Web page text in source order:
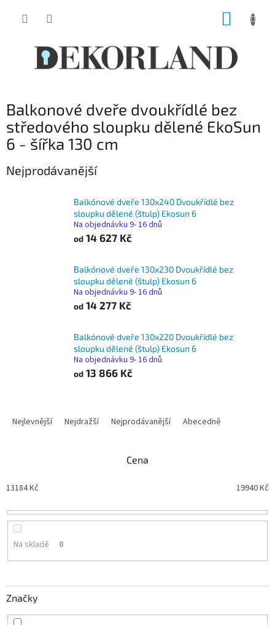
Balkonové dveře dvoukřídlé bez
středového sloupku dělené EkoSun
6 - šířka 130 cm
Nejprodávanější
Balkónové dveře 130x240 Dvoukřídlé bez
sloupku dělené (štulp) Ekosun 6
Na objednávku 9- 16 dnů
od 14 627 Kč
Balkónové dveře 130x230 Dvoukřídlé bez
sloupku dělené (štulp) Ekosun 6
Na objednávku 9- 16 dnů
od 14 277 Kč
Balkónové dveře 130x220 Dvoukřídlé bez
sloupku dělené (štulp) Ekosun 6
Na objednávku 9- 16 dnů
od 13 866 Kč
p
o
ů
Nejlevnější Nejdražší Nejprodávanější Abecedně
Cena
13184Kč 19940Kč
Na skladě 0
Značky